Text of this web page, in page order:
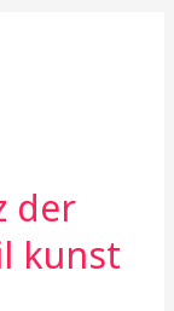
der
kunst